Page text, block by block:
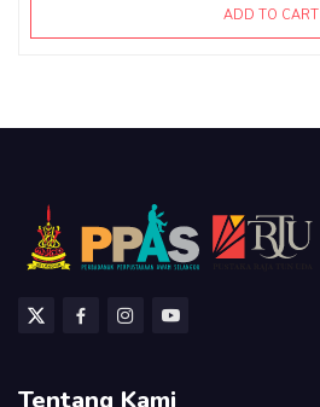
ADD TO CART